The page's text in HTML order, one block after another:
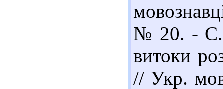
№ 20. - С.
витоки
// Укр.